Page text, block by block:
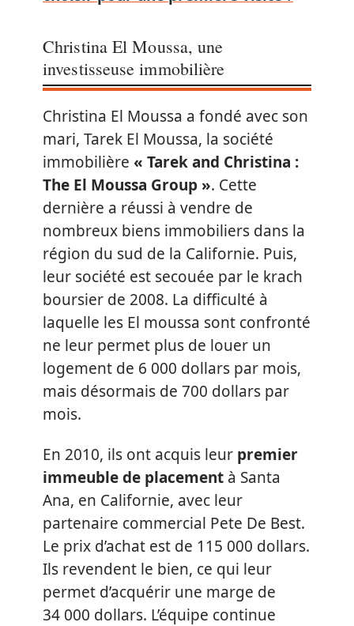
Christina El Moussa, une
investisseuse immobilière
Christina El Moussa a fondé avec son
mari, Tarek El Moussa, la société
immobilière « Tarek and Christina :
The El Moussa Group ». Cette
dernière a réussi à vendre de
nombreux biens immobiliers dans la
région du sud de la Californie. Puis,
leur société est secouée par le krach
boursier de 2008. La difficulté à
laquelle les El moussa sont confronté
ne leur permet plus de louer un
logement de 6 000 dollars par mois,
mais désormais de 700 dollars par
mois.
En 2010, ils ont acquis leur premier
immeuble de placement à Santa
Ana, en Californie, avec leur
partenaire commercial Pete De Best.
Le prix d’achat est de 115 000 dollars.
Ils revendent le bien, ce qui leur
permet d’acquérir une marge de
34 000 dollars. L’équipe continue